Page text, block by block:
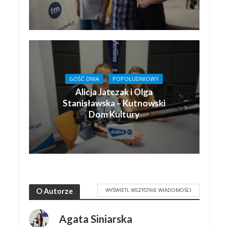
GOŚĆ DNIA POPOŁUDNIOWY
Alicja Jatczak i Olga
Stanisławska – Kutnowski
Dom Kultury
O Autorze WYŚWIETL WSZYSTKIE WIADOMOŚCI
Agata Siniarska